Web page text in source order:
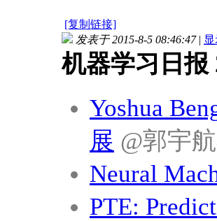
[复制链接]
发表于 2015-8-5 08:46:47 |
机器学习日报
Yoshua
展 @郭宇
Neural
PTE: